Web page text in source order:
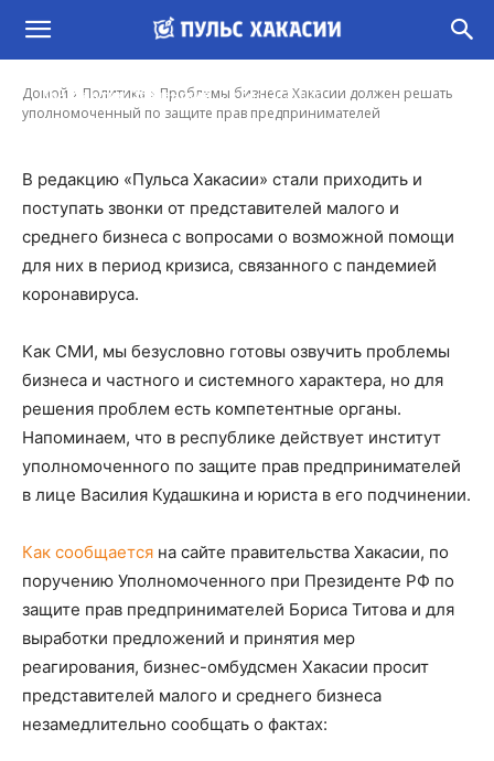
Домой Политика
Проблемы бизнеса Хакасии должен решать
уполномоченный по защите прав предпринимателей
уполномоченный по защите прав
предпринимателей
Константин Обеленский - 2 Апр, 2020 8:30
В редакцию «Пульса Хакасии» стали приходить и
поступать звонки от представителей малого и
среднего бизнеса с вопросами о возможной помощи
для них в период кризиса, связанного с пандемией
коронавируса.
Как СМИ, мы безусловно готовы озвучить проблемы
бизнеса и частного и системного характера, но для
решения проблем есть компетентные органы.
Напоминаем, что в республике действует институт
уполномоченного по защите прав предпринимателей
в лице Василия Кудашкина и юриста в его подчинении.
Как сообщается на сайте правительства Хакасии, по
поручению Уполномоченного при Президенте РФ по
защите прав предпринимателей Бориса Титова и для
выработки предложений и принятия мер
реагирования, бизнес-омбудсмен Хакасии просит
представителей малого и среднего бизнеса
незамедлительно сообщать о фактах: